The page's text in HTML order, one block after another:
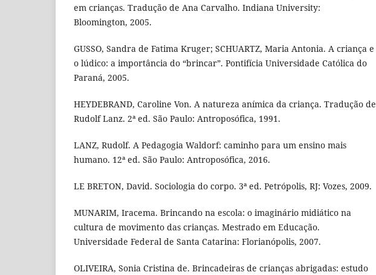
em crianças. Tradução de Ana Carvalho. Indiana University:
Bloomington, 2005.
GUSSO, Sandra de Fatima Kruger; SCHUARTZ, Maria Antonia. A criança e
o lúdico: a importância do “brincar”. Pontifícia Universidade Católica do
Paraná, 2005.
HEYDEBRAND, Caroline Von. A natureza anímica da criança. Tradução de
Rudolf Lanz. 2ª ed. São Paulo: Antroposófica, 1991.
LANZ, Rudolf. A Pedagogia Waldorf: caminho para um ensino mais
humano. 12ª ed. São Paulo: Antroposófica, 2016.
LE BRETON, David. Sociologia do corpo. 3ª ed. Petrópolis, RJ: Vozes, 2009.
MUNARIM, Iracema. Brincando na escola: o imaginário midiático na
cultura de movimento das crianças. Mestrado em Educação.
Universidade Federal de Santa Catarina: Florianópolis, 2007.
OLIVEIRA, Sonia Cristina de. Brincadeiras de crianças abrigadas: estudo